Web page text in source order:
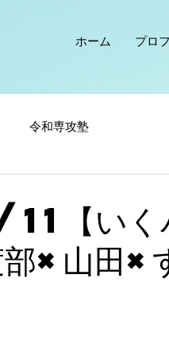
ホーム プロ
令和専攻塾
いく
×山田×